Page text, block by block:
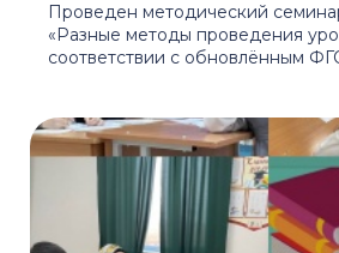
Проведен методический
«Разные методы проведения
соответствии с обновлённым